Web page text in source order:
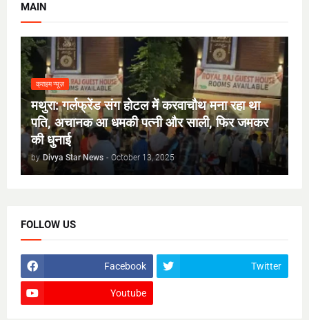
MAIN
क्राइम न्यूज़
मथुरा: गर्लफ्रेंड संग होटल में करवाचौथ मना रहा था
पति, अचानक आ धमकी पत्नी और साली, फिर जमकर
की धुनाई
by Divya Star News - October 13, 2025
FOLLOW US
Facebook Twitter
Youtube